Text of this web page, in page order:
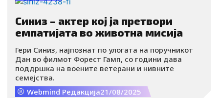
Синиз – актер кој ја претвори
емпатијата во животна мисија
Гери Синиз, најпознат по улогата на поручникот
Дан во филмот Форест Гамп, со години дава
поддршка на воените ветерани и нивните
семејства.
Webmind Редакција21/08/2025